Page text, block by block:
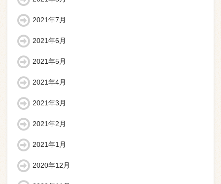
2021年7月
2021年6月
2021年5月
2021年4月
2021年3月
2021年2月
2021年1月
2020年12月